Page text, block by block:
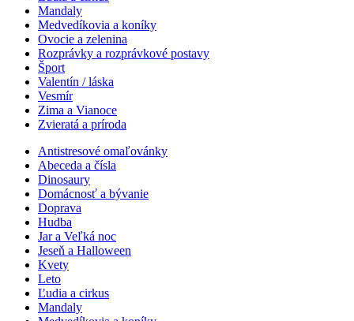
Mandaly
Medvedíkovia a koníky
Ovocie a zelenina
Rozprávky a rozprávkové postavy
Šport
Valentín / láska
Vesmír
Zima a Vianoce
Zvieratá a príroda
Antistresové omaľovánky
Abeceda a čísla
Dinosaury
Domácnosť a bývanie
Doprava
Hudba
Jar a Veľká noc
Jeseň a Halloween
Kvety
Leto
Ľudia a cirkus
Mandaly